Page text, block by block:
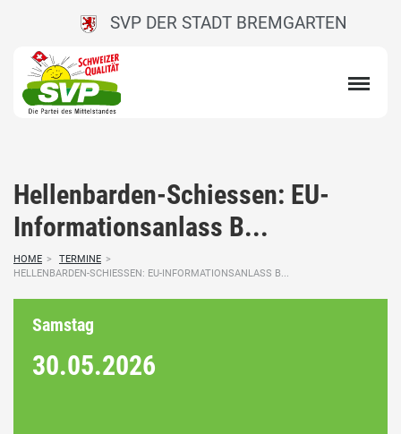
SVP DER STADT BREMGARTEN
Hellenbarden-Schiessen: EU-
Informationsanlass B...
HOME > TERMINE >
HELLENBARDEN-SCHIESSEN: EU-INFORMATIONSANLASS B...
Samstag
30.05.2026